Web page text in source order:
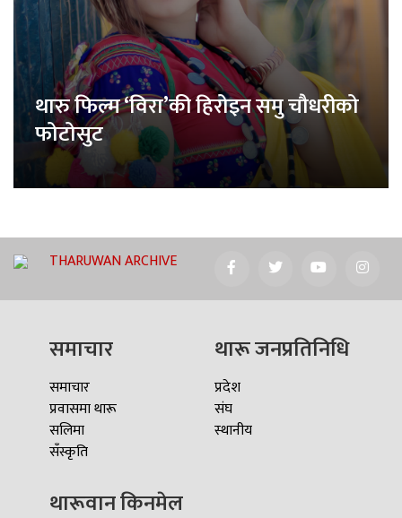
थारु फिल्म ‘विरा’की हिरोइन समु चौधरीको
फोटोसुट
THARUWAN ARCHIVE
समाचार
समाचार
प्रवासमा थारू
सलिमा
सँस्कृति
थारू जनप्रतिनिधि
प्रदेश
संघ
स्थानीय
थारूवान किनमेल